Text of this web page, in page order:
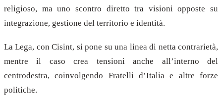
religioso, ma uno scontro diretto tra visioni opposte su
integrazione, gestione del territorio e identità.
La Lega, con Cisint, si pone su una linea di netta contrarietà,
mentre il caso crea tensioni anche all’interno del
centrodestra, coinvolgendo Fratelli d’Italia e altre forze
politiche.